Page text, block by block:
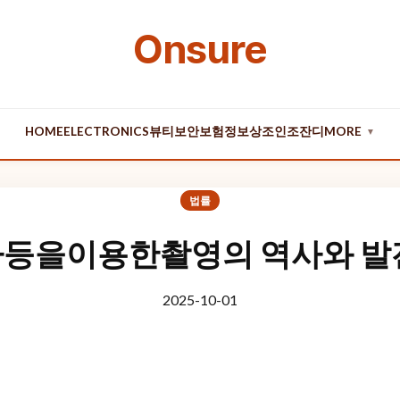
Onsure
HOMEELECTRONICS뷰티 보안보험정보상조인조잔디 MORE ▼
법률
을이용한촬영의 역사와 발
2025-10-01